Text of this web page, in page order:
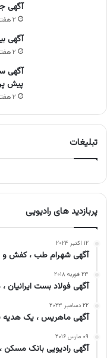
آگهی
۲ هفته پیش
آگهی
۲ هفته پیش
آگهی
پیش
۲ هفته پیش
تبلیغات
پربازدید های رادیویی
۱۲ اکتبر ۲۰۲۴
آگهی شهرام طب ، کفش
۲۳ فوریه ۲۰۱۸
آگهی فولاد بست
۲۲ دسامبر ۲۰۲۳
آگهی ماهریس ، یک هدیه
۰۹ مارس ۲۰۱۶
آگهی رادیویی بانک